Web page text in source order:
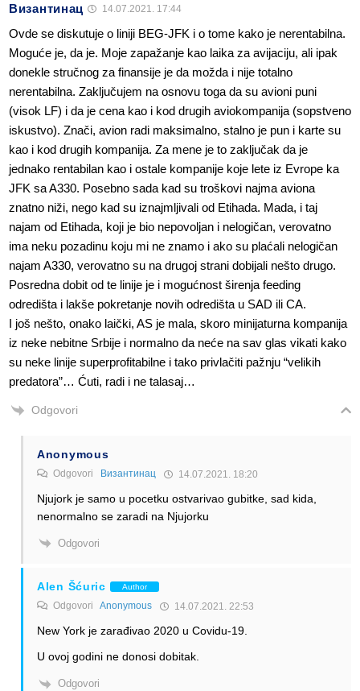
Византинац 14.07.2021. 17:44
Ovde se diskutuje o liniji BEG-JFK i o tome kako je nerentabilna.
Moguće je, da je. Moje zapažanje kao laika za avijaciju, ali ipak
donekle stručnog za finansije je da možda i nije totalno
nerentabilna. Zaključujem na osnovu toga da su avioni puni
(visok LF) i da je cena kao i kod drugih aviokompanija (sopstveno
iskustvo). Znači, avion radi maksimalno, stalno je pun i karte su
kao i kod drugih kompanija. Za mene je to zaključak da je
jednako rentabilan kao i ostale kompanije koje lete iz Evrope ka
JFK sa A330. Posebno sada kad su troškovi najma aviona
znatno niži, nego kad su iznajmljivali od Etihada. Mada, i taj
najam od Etihada, koji je bio nepovoljan i nelogičan, verovatno
ima neku pozadinu koju mi ne znamo i ako su plaćali nelogičan
najam A330, verovatno su na drugoj strani dobijali nešto drugo.
Posredna dobit od te linije je i mogućnost širenja feeding
odredišta i lakše pokretanje novih odredišta u SAD ili CA.
I još nešto, onako laički, AS je mala, skoro minijaturna kompanija
iz neke nebitne Srbije i normalno da neće na sav glas vikati kako
su neke linije superprofitabilne i tako privlačiti pažnju “velikih
predatora”… Ćuti, radi i ne talasaj…
Odgovori
Anonymous
Odgovori Византинац 14.07.2021. 18:20
Njujork je samo u pocetku ostvarivao gubitke, sad kida,
nenormalno se zaradi na Njujorku
Odgovori
Alen Šćuric Author
Odgovori Anonymous 14.07.2021. 22:53
New York je zarađivao 2020 u Covidu-19.
U ovoj godini ne donosi dobitak.
Odgovori